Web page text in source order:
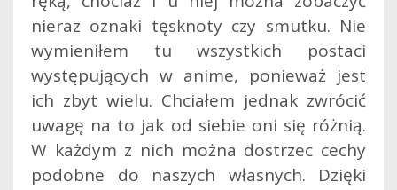
nieraz oznaki tęsknoty czy smutku. Nie
wymieniłem tu wszystkich postaci
występujących w anime, ponieważ jest
ich zbyt wielu. Chciałem jednak zwrócić
uwagę na to jak od siebie oni się różnią.
W każdym z nich można dostrzec cechy
podobne do naszych własnych. Dzięki